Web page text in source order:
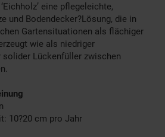
eine pflegeleichte,
und Bodendecker?Lösung, die in
Gartensituationen als flächiger
wie als niedriger
solider Lückenfüller zwischen
10?20 cm pro Jahr